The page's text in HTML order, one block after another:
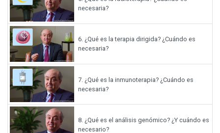
necesaria?
6.¿Qué es la terapia dirigida? ¿Cuándo es
necesaria?
7. ¿Qué es la inmunoterapia? ¿Cuándo es
necesaria?
8.¿Qué es el análisis genómico? ¿Y cuándo es
necesario?